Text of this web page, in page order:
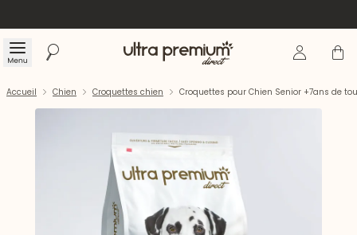
Menu Rechercher Accueil Se Panier
Accueil Chien Croquettes chien Croquettes pour Chien Senior +7ans de